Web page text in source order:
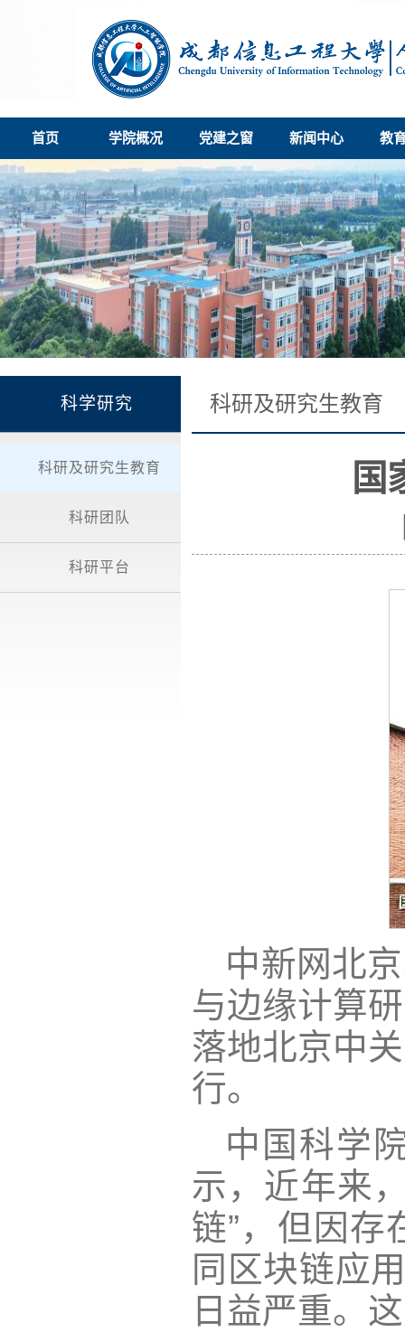
首页 学院概况 党建之窗 新闻中心 教
科学研究
科研及研究生教育
科研团队
科研平台
科研及研究生教育
国
中新网北
与边缘计算
落地北京中
行。
中国科学
示，近年来
链”，但因存
同区块链应
日益严重。